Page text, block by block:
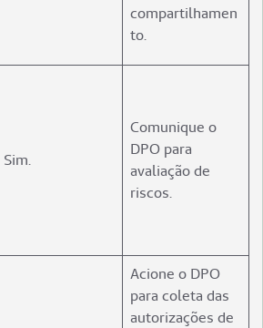
compartilhamen
to.
Sim.
Comunique o
DPO para
avaliação de
riscos.
Acione o DPO
para coleta das
autorizações de